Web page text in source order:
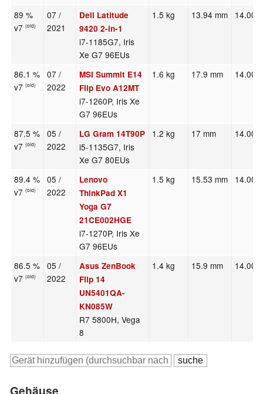
89 %
v7(old)
07 /
2021
Dell Latitude
9420 2-in-1
i7-1185G7, Iris
Xe G7 96EUs
1.5 kg 13.94 mm 14.00"
86.1 %
v7(old)
07 /
2022
MSI Summit E14
Flip Evo A12MT
i7-1260P, Iris Xe
G7 96EUs
1.6 kg 17.9 mm 14.00"
87.5 %
v7(old)
05 /
2022
LG Gram 14T90P
i5-1135G7, Iris
Xe G7 80EUs
1.2 kg 17 mm 14.00"
89.4 %
v7(old)
05 /
2022
Lenovo
ThinkPad X1
Yoga G7
21CE002HGE
i7-1270P, Iris Xe
G7 96EUs
1.5 kg 15.53 mm 14.00"
86.5 %
v7(old)
05 /
2022
Asus ZenBook
Flip 14
UN5401QA-
KN085W
R7 5800H, Vega
8
1.4 kg 15.9 mm 14.00"
Gehäuse